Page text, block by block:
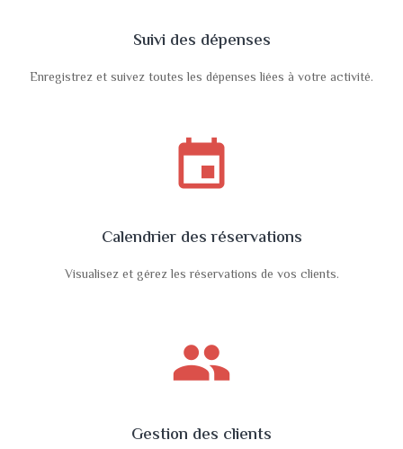
Suivi des dépenses
Enregistrez et suivez toutes les dépenses liées à votre activité.
event
Calendrier des réservations
Visualisez et gérez les réservations de vos clients.
people
Gestion des clients